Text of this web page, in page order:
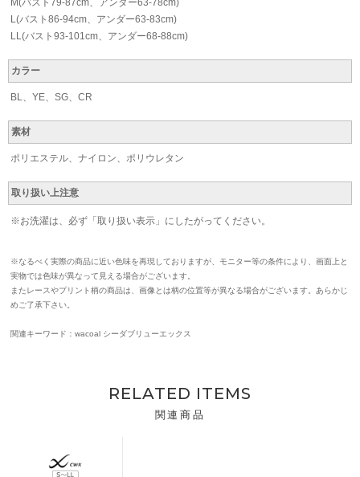
M(バスト79-87cm、アンダー63-78cm)
L(バスト86-94cm、アンダー63-83cm)
LL(バスト93-101cm、アンダー68-88cm)
カラー
BL、YE、SG、CR
素材
ポリエステル、ナイロン、ポリウレタン
取り扱い上注意
※お洗濯は、必ず「取り扱い表示」にしたがってください。
※なるべく実際の商品に近い色味を再現しておりますが、モニター等の条件により、画面上と
実物では色味が異なって見える場合がございます。
またレースやプリント柄の商品は、画像とは柄の位置等が異なる場合がございます。あらかじ
めご了承下さい。
関連キーワード：wacoal シーダブリューエックス
RELATED ITEMS
関連商品